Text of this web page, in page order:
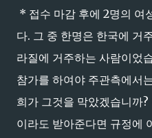
* 접수 마감 후에 2명의 여
다. 그 중 한명은 한국에 거
라질에 거주하는 사람이었
참가를 하여야 주관측에서
희가 그것을 막았겠습니까
이라도 받아준다면 규정에